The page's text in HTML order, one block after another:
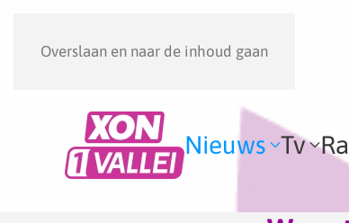
Overslaan en naar de inhoud gaan
Nieuws Tv